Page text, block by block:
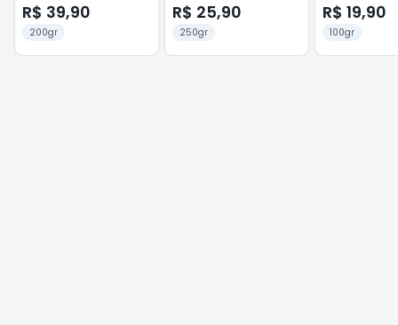
R$ 39,90
200gr
R$ 25,90
250gr
R$ 19,90
100gr